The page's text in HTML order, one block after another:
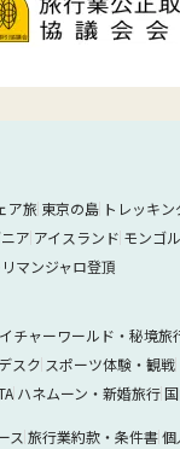
ア旅 東京の島 トレッキ
ア アイスランド モンゴル
マンジャロ登頂
チャーワールド・秘境旅
スク スポーツ体験・観戦
ハネムーン・新婚旅行
ス 旅行業約款・条件書個